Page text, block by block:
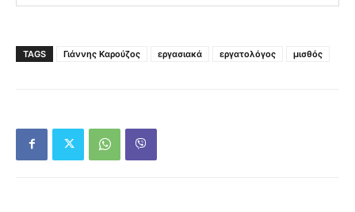
TAGS Γιάννης Καρούζος εργασιακά εργατολόγος μισθός